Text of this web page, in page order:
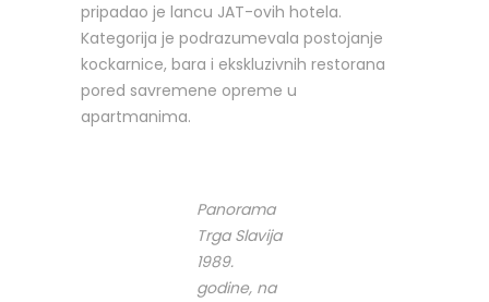
pripadao je lancu JAT-ovih hotela.
Kategorija je podrazumevala postojanje
kockarnice, bara i ekskluzivnih restorana
pored savremene opreme u
apartmanima.
Panorama
Trga Slavija
1989.
godine, na